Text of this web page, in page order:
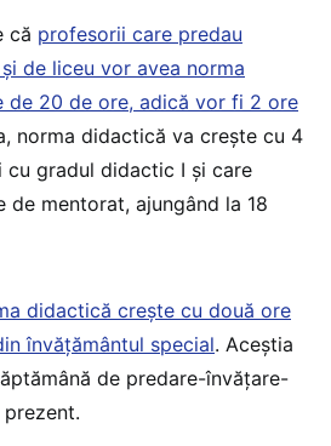
că profesorii care predau
de liceu vor avea norma
de 20 de ore, adică vor fi 2 ore
norma didactică va crește cu 4
gradul didactic I şi care
mentorat, ajungând la 18
didactică crește cu două ore
învățământul special. Aceștia
de predare-învățare-
prezent.